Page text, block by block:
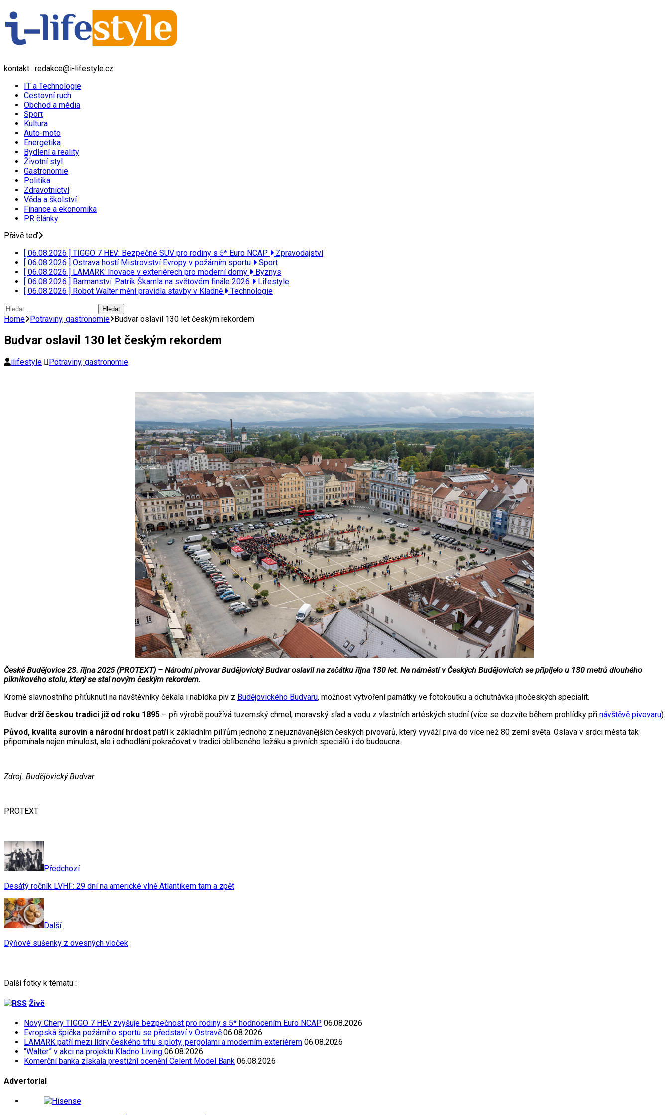
kontakt : redakce@i-lifestyle.cz
IT a Technologie
Cestovní ruch
Obchod a média
Sport
Kultura
Auto-moto
Energetika
Bydlení a reality
Životní styl
Gastronomie
Politika
Zdravotnictví
Věda a školství
Finance a ekonomika
PR články
Přávě teď
[ 06.08.2026 ] TIGGO 7 HEV: Bezpečné SUV pro rodiny s 5* Euro NCAP
Zpravodajství
[ 06.08.2026 ] Ostrava hostí Mistrovství Evropy v požárním sportu
Sport
[ 06.08.2026 ] LAMARK: Inovace v exteriérech pro moderní domy
Byznys
[ 06.08.2026 ] Barmanství: Patrik Škamla na světovém finále 2026
Lifestyle
[ 06.08.2026 ] Robot Walter mění pravidla stavby v Kladně
Technologie
Vyhledávání
Home Potraviny, gastronomie Budvar oslavil 130 let českým rekordem
Budvar oslavil 130 let českým rekordem
ilifestyle Potraviny, gastronomie
České Budějovice 23. října 2025 (PROTEXT) – Národní pivovar Budějovický Budvar oslavil na začátku října 130 let. Na náměstí v Českých Budějovicích se připíjelo u 130 metrů dlouhého
piknikového stolu, který se stal novým českým rekordem.
Kromě slavnostního přiťuknutí na návštěvníky čekala i nabídka piv z Budějovického Budvaru, možnost vytvoření památky ve fotokoutku a ochutnávka jihočeských specialit.
Budvar drží českou tradici již od roku 1895 – při výrobě používá tuzemský chmel, moravský slad a vodu z vlastních artéských studní (více se dozvíte během prohlídky při návštěvě pivovaru).
Původ, kvalita surovin a národní hrdost patří k základním pilířům jednoho z nejuznávanějších českých pivovarů, který vyváží piva do více než 80 zemí světa. Oslava v srdci města tak
připomínala nejen minulost, ale i odhodlání pokračovat v tradici oblíbeného ležáku a pivních speciálů i do budoucna.
Zdroj: Budějovický Budvar
PROTEXT
Předchozí
Desátý ročník LVHF: 29 dní na americké vlně Atlantikem tam a zpět
Další
Dýňové sušenky z ovesných vloček
Další fotky k tématu :
Živě
Nový Chery TIGGO 7 HEV zvyšuje bezpečnost pro rodiny s 5* hodnocením Euro NCAP 06.08.2026
Evropská špička požárního sportu se představí v Ostravě 06.08.2026
LAMARK patří mezi lídry českého trhu s ploty, pergolami a moderním exteriérem 06.08.2026
“Walter” v akci na projektu Kladno Living 06.08.2026
Komerční banka získala prestižní ocenění Celent Model Bank 06.08.2026
Advertorial